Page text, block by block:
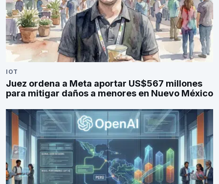
IOT
Juez ordena a Meta aportar US$567 millones
para mitigar daños a menores en Nuevo México